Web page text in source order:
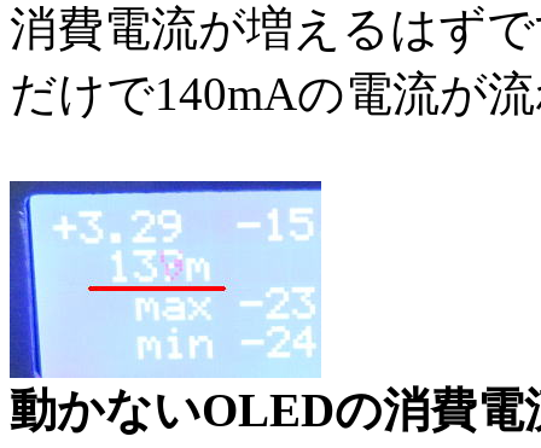
消費電流が増えるはず
だけで140mAの電流が
動かないOLEDの消費